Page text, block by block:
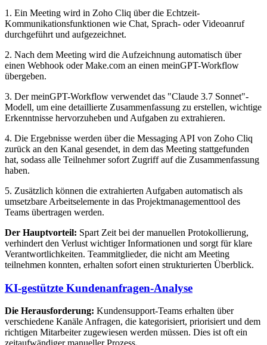
1. Ein Meeting wird in Zoho Cliq über die Echtzeit-
Kommunikationsfunktionen wie Chat, Sprach- oder Videoanruf
durchgeführt und aufgezeichnet.
2. Nach dem Meeting wird die Aufzeichnung automatisch über
einen Webhook oder Make.com an einen meinGPT-Workflow
übergeben.
3. Der meinGPT-Workflow verwendet das "Claude 3.7 Sonnet"-
Modell, um eine detaillierte Zusammenfassung zu erstellen, wichtige
Erkenntnisse hervorzuheben und Aufgaben zu extrahieren.
4. Die Ergebnisse werden über die Messaging API von Zoho Cliq
zurück an den Kanal gesendet, in dem das Meeting stattgefunden
hat, sodass alle Teilnehmer sofort Zugriff auf die Zusammenfassung
haben.
5. Zusätzlich können die extrahierten Aufgaben automatisch als
umsetzbare Arbeitselemente in das Projektmanagementtool des
Teams übertragen werden.
Der Hauptvorteil: Spart Zeit bei der manuellen Protokollierung,
verhindert den Verlust wichtiger Informationen und sorgt für klare
Verantwortlichkeiten. Teammitglieder, die nicht am Meeting
teilnehmen konnten, erhalten sofort einen strukturierten Überblick.
KI-gestützte Kundenanfragen-Analyse
Die Herausforderung: Kundensupport-Teams erhalten über
verschiedene Kanäle Anfragen, die kategorisiert, priorisiert und dem
richtigen Mitarbeiter zugewiesen werden müssen. Dies ist oft ein